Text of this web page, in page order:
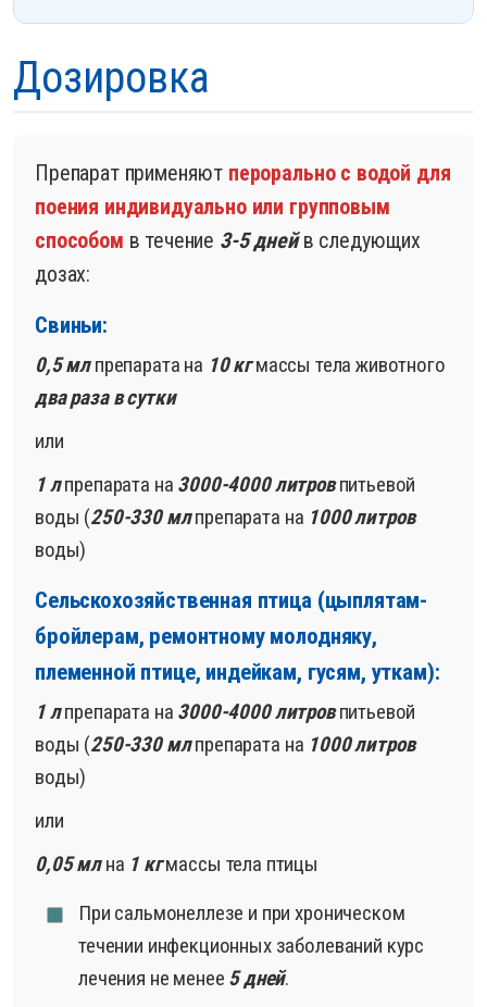
Дозировка
Препарат применяют перорально с водой для
поения индивидуально или групповым
способом в течение 3-5 днейв следующих
дозах:
Свиньи:
0,5 млпрепарата на 10 кгмассы тела животного
два раза в сутки
или
1 лпрепарата на 3000-4000 литровпитьевой
воды (250-330 млпрепарата на 1000 литров
воды)
Сельскохозяйственная птица (цыплятам-
бройлерам, ремонтному молодняку,
племенной птице, индейкам, гусям, уткам):
1 лпрепарата на 3000-4000 литровпитьевой
воды (250-330 млпрепарата на 1000 литров
воды)
или
0,05 млна 1 кгмассы тела птицы
При сальмонеллезе и при хроническом
течении инфекционных заболеваний курс
лечения не менее 5 дней.